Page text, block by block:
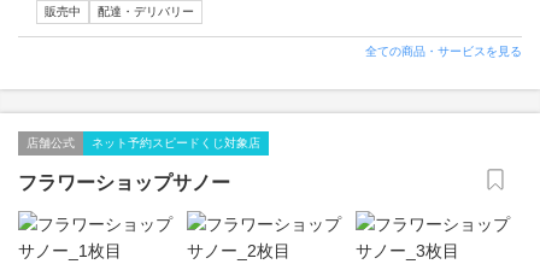
販売中
配達・デリバリー
全ての商品・サービスを見る
店舗公式 ネット予約スピードくじ対象店
フラワーショップサノー